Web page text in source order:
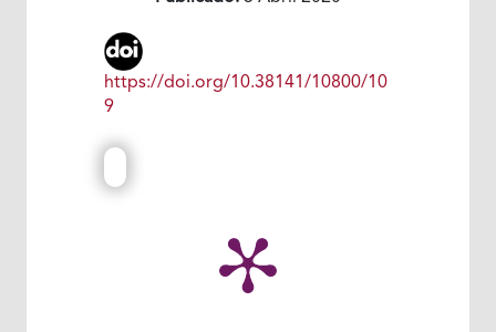
https://doi.org/10.38141/10800/10
9